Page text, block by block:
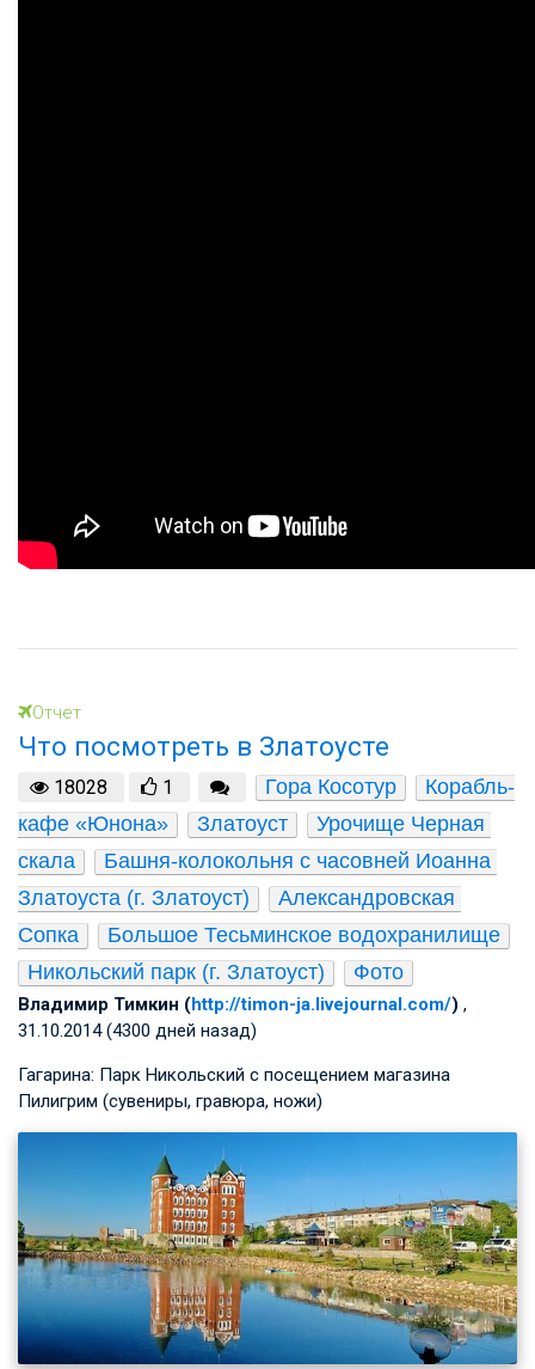
Отчет
Что посмотреть в Златоусте
18028 1 Гора Косотур
Корабль-
кафе «Юнона»
Златоуст
Урочище Черная
скала
Башня-колокольня с часовней Иоанна
Златоуста (г. Златоуст)
Александровская
Сопка
Большое Тесьминское водохранилище
Никольский парк (г. Златоуст)
Фото
Владимир Тимкин (http://timon-ja.livejournal.com/) ,
31.10.2014 (4300 дней назад)
Гагарина: Парк Никольский с посещением магазина
Пилигрим (сувениры, гравюра, ножи)